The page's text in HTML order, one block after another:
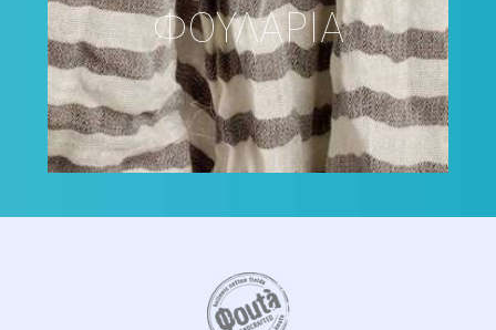
ΦΟΥΛΑΡΙΑ